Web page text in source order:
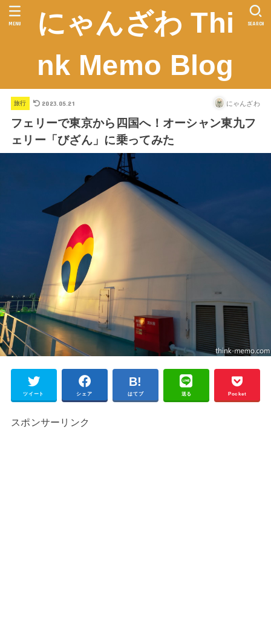
にゃんざわ Thi
nk Memo Blog
SEARCH
MENU
旅行 2023.05.21 にゃんざわ
フェリーで東京から四国へ！オーシャン東九フ
ェリー「びざん」に乗ってみた
ツイート シェア はてブ 送る Pocket
スポンサーリンク